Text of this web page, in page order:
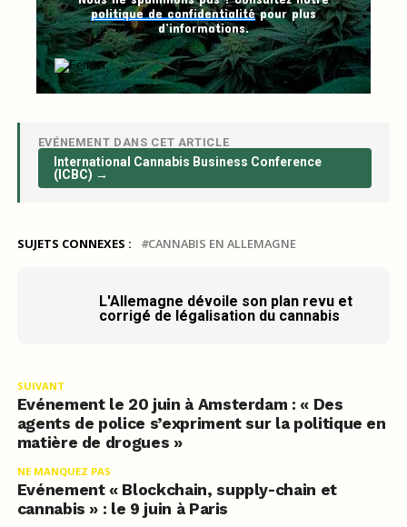
politique de confidentialitépour plus
d’informations.
EVÉNEMENT DANS CET ARTICLE
International Cannabis Business Conference
(ICBC) →
SUJETS CONNEXES : CANNABIS EN ALLEMAGNE
L'Allemagne dévoile son plan revu et
corrigé de légalisation du cannabis
SUIVANT
Evénement le 20 juin à Amsterdam : « Des
agents de police s’expriment sur la politique en
matière de drogues »
NE MANQUEZ PAS
Evénement « Blockchain, supply-chain et
cannabis » : le 9 juin à Paris